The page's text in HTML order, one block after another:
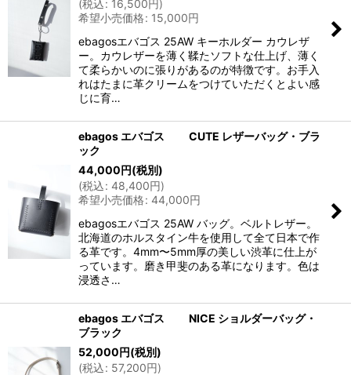
(税込: 16,500円)
希望小売価格: 15,000円
ebagosエバゴス 25AW キーホルダー カウレザ
ー。カウレザーを薄く鞣たソフトな仕上げ、薄く
て柔らかいのに張りがあるのが特徴です。お手入
れはたまに革クリームをつけていただくとよい感
じに育…
ebagos エバゴス CUTE レザーバッグ・ブラ
ック
44,000円(税別)
(税込: 48,400円)
希望小売価格: 44,000円
ebagosエバゴス 25AW バッグ。ベルトレザー。
北海道のホルスタイン牛を使用して全て日本で作
る革です。4mm〜5mm厚の美しい渋革に仕上が
っています。磨き甲斐のある革になります。色は
浸透さ…
ebagos エバゴス NICE ショルダーバッグ・
ブラック
52,000円(税別)
(税込: 57,200円)